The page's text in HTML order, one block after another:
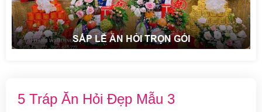
SẮP LỄ ĂN HỎI TRỌN GÓI
5 Tráp Ăn Hỏi Đẹp Mẫu 3